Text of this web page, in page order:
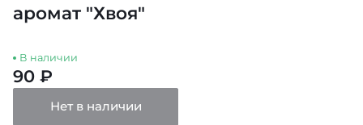
аромат "Хвоя"
В наличии
90 ₽
Нет в наличии